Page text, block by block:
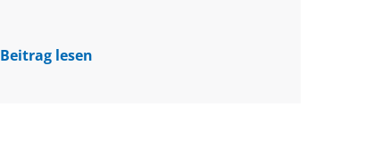
Beitrag lesen